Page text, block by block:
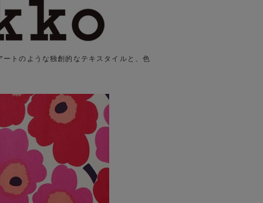
トのような独創的なテキスタイルと、色